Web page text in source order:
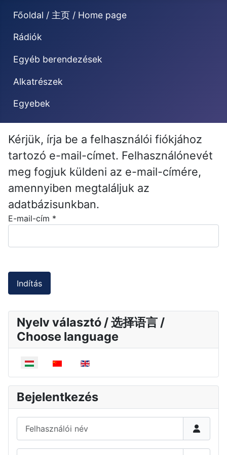
Főoldal / 主页 / Home page
Rádiók
Egyéb berendezések
Alkatrészek
Egyebek
Kérjük, írja be a felhasználói fiókjához
tartozó e-mail-címet. Felhasználónevét
meg fogjuk küldeni az e-mail-címére,
amennyiben megtaláljuk az
adatbázisunkban.
E-mail-cím *
Indítás
Nyelv választó / 选择语言 /
Choose language
Válasszon nyelvet
Bejelentkezés
Felhasználói név